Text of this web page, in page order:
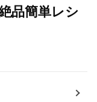
品簡単レシ